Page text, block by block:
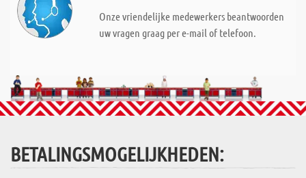
Onze vriendelijke medewerkers beantwoorden
uw vragen graag per e-mail of telefoon.
BETALINGSMOGELIJKHEDEN: